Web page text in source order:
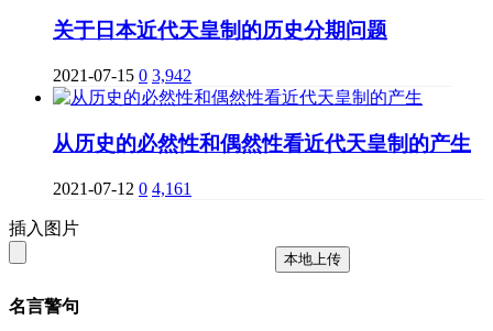
关于日本近代天皇制的历史分期问题
2021-07-15 0 3,942
从历史的必然性和偶然性看近代天皇制的产生
2021-07-12 0 4,161
插入图片
本地上传
名言警句